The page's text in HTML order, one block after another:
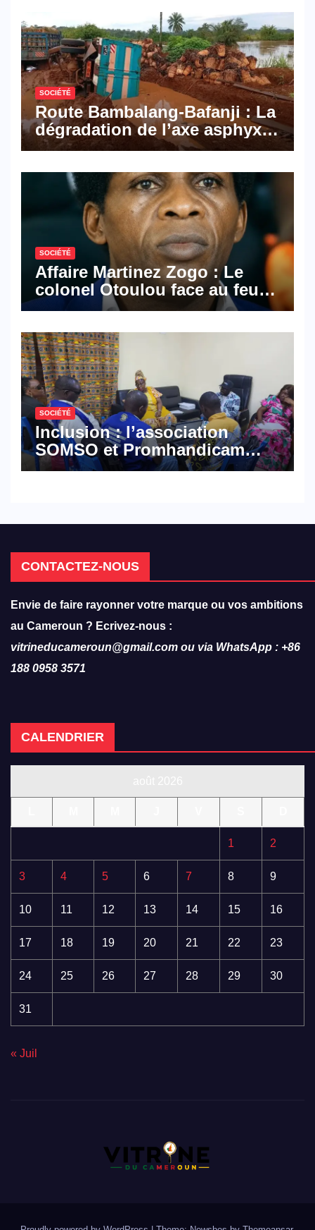
numériques made in
Cameroon
SOCIÉTÉ
Route Bambalang-Bafanji : La
dégradation de l’axe asphyxie
les activités économiques
SOCIÉTÉ
Affaire Martinez Zogo : Le
colonel Otoulou face au feu
croisé des avocats de la
SOCIÉTÉ
Inclusion : l’association
SOMSO et Promhandicam
militent en faveur d’une
CONTACTEZ-NOUS
Envie de faire rayonner votre marque ou vos ambitions
au Cameroun ? Ecrivez-nous :
vitrineducameroun@gmail.com ou via WhatsApp : +86
188 0958 3571
CALENDRIER
1 2
3 4 5 6 7 8 9
10 11 12 13 14 15 16
17 18 19 20 21 22 23
24 25 26 27 28 29 30
31
« Juil